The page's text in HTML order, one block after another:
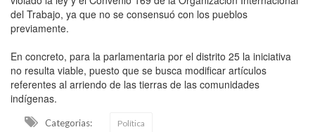
del Trabajo, ya que no se consensuó con los pueblos
previamente.
En concreto, para la parlamentaria por el distrito 25 la iniciativa
no resulta viable, puesto que se busca modificar artículos
referentes al arriendo de las tierras de las comunidades
indígenas.
Categorias: Política